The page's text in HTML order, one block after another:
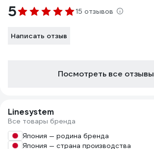
5 15 отзывов
Написать отзыв
Посмотреть все отзывы
Linesystem
Все товары бренда
Япония — родина бренда
Япония — страна производства